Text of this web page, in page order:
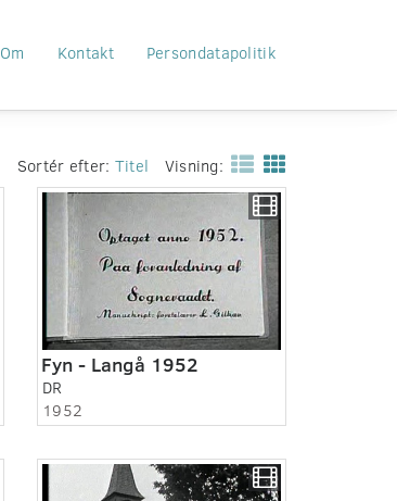
Om Kontakt Persondatapolitik
Sortér efter: Titel Visning:
Fyn - Langå 1952
DR
1952